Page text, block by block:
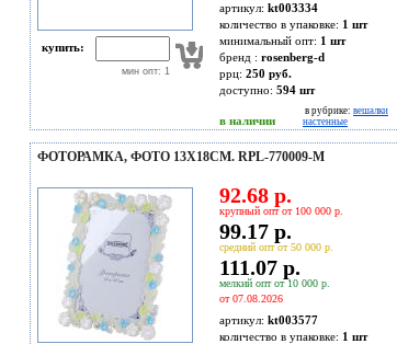
купить:
мин опт: 1
артикул: kt003334
количество в упаковке: 1 шт
минимальный опт: 1 шт
бренд : rosenberg-d
ррц: 250 руб.
доступно: 594 шт
в наличии
в рубрике: вешалки
настенные
ФОТОРАМКА, ФОТО 13X18СМ. RPL-770009-M
92.68 р.
крупный опт от 100 000 р.
99.17 р.
средний опт от 50 000 р.
111.07 р.
мелкий опт от 10 000 р.
от 07.08.2026
артикул: kt003577
количество в упаковке: 1 шт